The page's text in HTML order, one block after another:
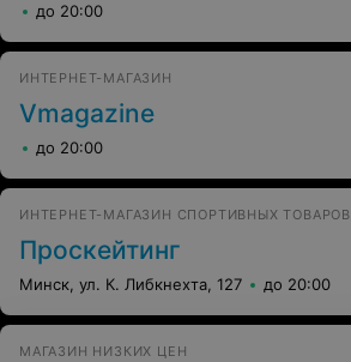
до 20:00
ИНТЕРНЕТ-МАГАЗИН
Vmagazine
до 20:00
ИНТЕРНЕТ-МАГАЗИН СПОРТИВНЫХ ТОВАРОВ
Проскейтинг
Минск, ул. К. Либкнехта, 127 до 20:00
МАГАЗИН НИЗКИХ ЦЕН